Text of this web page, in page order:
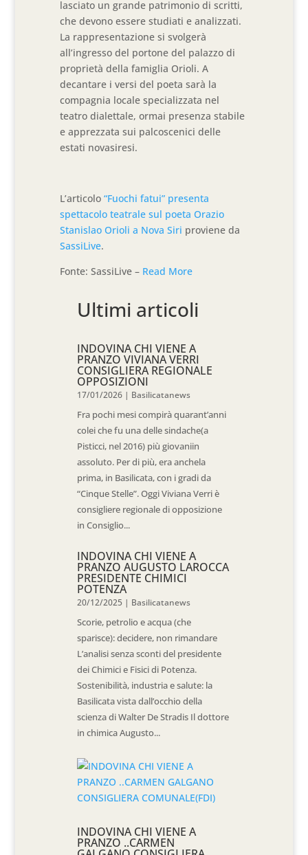
lasciato un grande patrimonio di scritti,
che devono essere studiati e analizzati.
La rappresentazione si svolgerà
all’ingresso del portone del palazzo di
proprietà della famiglia Orioli. A
decantare i versi del poeta sarà la
compagnia locale specializzata nel
teatro dialettale, ormai presenza stabile
e apprezzata sui palcoscenici delle
estati novasiresi.
L’articolo“Fuochi fatui” presenta
spettacolo teatrale sul poeta Orazio
Stanislao Orioli a Nova Siri proviene da
SassiLive.
Fonte: SassiLive – Read More
Ultimi articoli
INDOVINA CHI VIENE A
PRANZO VIVIANA VERRI
CONSIGLIERA REGIONALE
OPPOSIZIONI
17/01/2026 | Basilicatanews
Fra pochi mesi compirà quarant’anni
colei che fu una delle sindache(a
Pisticci, nel 2016) più giovaniin
assoluto. Per di più, era anchela
prima, in Basilicata, con i gradi da
“Cinque Stelle”. Oggi Viviana Verri è
consigliere regionale di opposizione
in Consiglio...
INDOVINA CHI VIENE A
PRANZO AUGUSTO LAROCCA
PRESIDENTE CHIMICI
POTENZA
20/12/2025 | Basilicatanews
Scorie, petrolio e acqua (che
sparisce): decidere, non rimandare
L’analisi senza sconti del presidente
dei Chimici e Fisici di Potenza.
Sostenibilità, industria e salute: la
Basilicata vista dall’occhio della
scienza di Walter De Stradis Il dottore
in chimica Augusto...
INDOVINA CHI VIENE A
PRANZO ..CARMEN